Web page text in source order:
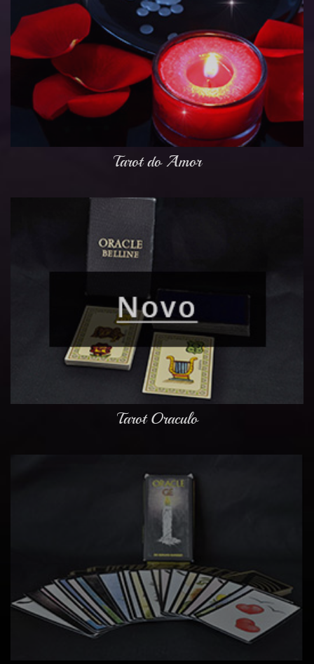
Tarot do Amor
Tarot Oraculo